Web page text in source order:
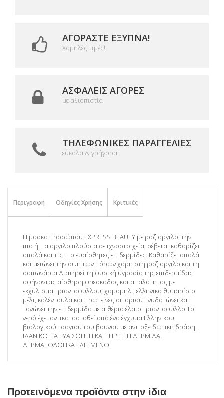
ΑΓΟΡΆΣΤΕ ΈΞΥΠΝΑ!
Χαμηλές τιμές!
ΑΣΦΑΛΕΊΣ ΑΓΟΡΈΣ
με αξιοπιστία
ΤΗΛΕΦΩΝΙΚΈΣ ΠΑΡΑΓΓΕΛΊΕΣ
εύκολα & γρήγορα!
Περιγραφή Οδηγίες Χρήσης Κριτικές
Η μάσκα προσώπου EXPRESS BEAUTY με ροζ άργιλο, την
πιο ήπια άργιλο πλούσια σε ιχνοστοιχεία, σέβεται καθαρίζει
απαλά και τις πιο ευαίσθητες επιδερμίδες. Καθαρίζει απαλά
και μειώνει την όψη των πόρων χάρη στη ροζ άργιλο και τη
σαπωνάρια Διατηρεί τη φυσική υγρασία της επιδερμίδας
αφήνοντας αίσθηση φρεσκάδας και απαλότητας με
εκχύλισμα τριαντάφυλλου, χαμομήλι, ελληνικό θυμαρίσιο
μέλι, καλέντουλα και πρωτεΐνες σιταριού Ενυδατώνει και
τονώνει την επιδερμίδα με αιθέριο έλαιο τριαντάφυλλο Το
νερό έχει αντικατασταθεί από ένα έγχυμα Ελληνικου
βιολογικού τσαγιού του βουνού με αντιοξειδωτική δράση.
ΙΔΑΝΙΚΟ ΓΙΑ ΕΥΑΙΣΘΗΤΗ ΚΑΙ ΞΗΡΗ ΕΠΙΔΕΡΜΙΔΑ
ΔΕΡΜΑΤΟΛΟΓΙΚΑ ΕΛΕΓΜΕΝΟ
Προτεινόμενα προϊόντα στην ίδια